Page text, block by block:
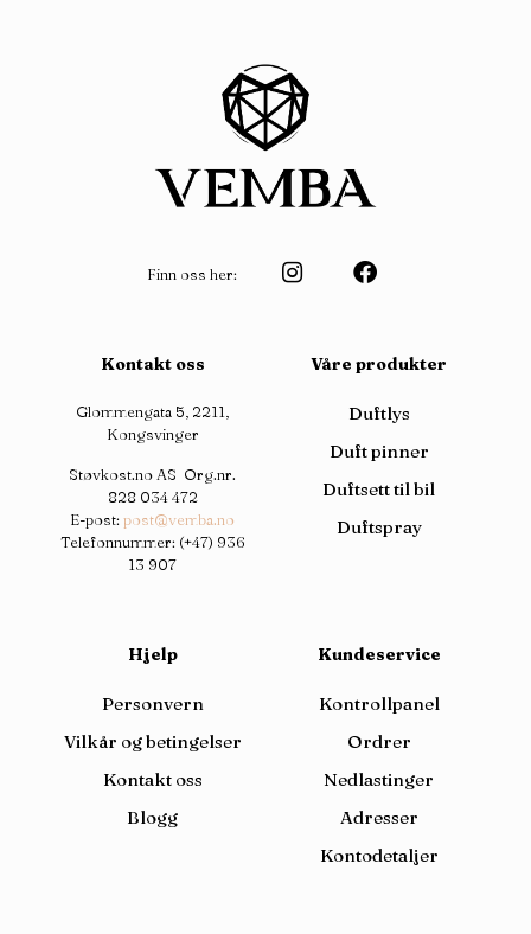
Finn oss her:
Kontakt oss
Glommengata 5, 2211,
Kongsvinger
Støvkost.no AS Org.nr.
828 034 472
E-post:post@vemba.no
Telefonnummer: (+47) 936
13 907
Våre produkter
Duftlys
Duft pinner
Duftsett til bil
Duftspray
Hjelp
Personvern
Vilkår og betingelser
Kontakt oss
Blogg
Kundeservice
Kontrollpanel
Ordrer
Nedlastinger
Adresser
Kontodetaljer